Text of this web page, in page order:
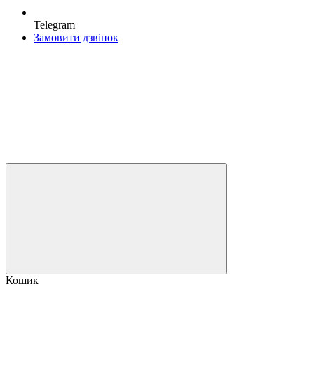
Telegram
Замовити дзвінок
Кошик